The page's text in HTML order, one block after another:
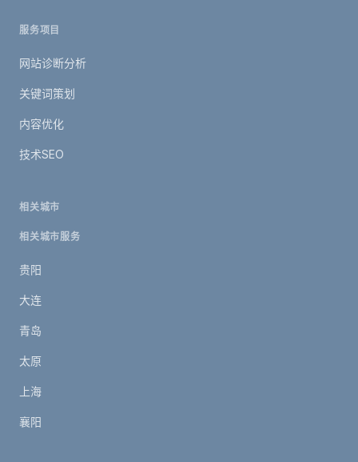
服务项目
网站诊断分析
关键词策划
内容优化
技术SEO
相关城市
相关城市服务
贵阳
大连
青岛
太原
上海
襄阳